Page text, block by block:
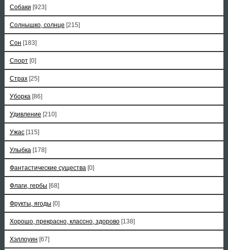
Собаки [923]
Солнышко, солнце [215]
Сон [183]
Спорт [0]
Страх [25]
Уборка [86]
Удивление [210]
Ужас [115]
Улыбка [178]
Фантастические существа [0]
Флаги, гербы [68]
Фрукты, ягоды [0]
Хорошо, прекрасно, классно, здорово [138]
Хэллоуин [67]